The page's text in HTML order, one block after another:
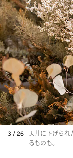
3 / 26
天井に下げられ
るものも。